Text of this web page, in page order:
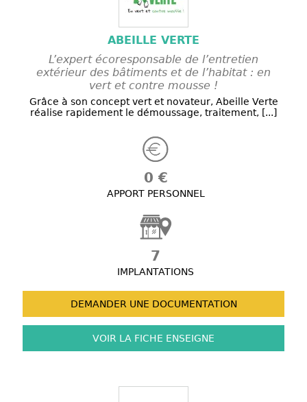
ABEILLE VERTE
L’expert écoresponsable de l’entretien
extérieur des bâtiments et de l’habitat : en
vert et contre mousse !
Grâce à son concept vert et novateur, Abeille Verte
réalise rapidement le démoussage, traitement, [...]
0 €
APPORT PERSONNEL
7
IMPLANTATIONS
DEMANDER UNE DOCUMENTATION
VOIR LA FICHE ENSEIGNE